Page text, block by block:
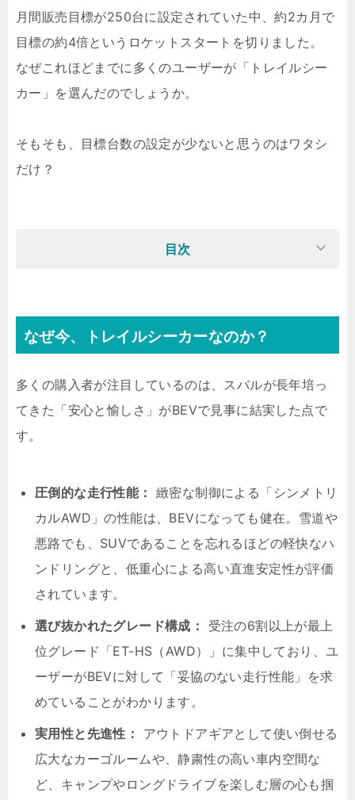
月間販売目標が250台に設定されていた中、約2カ月で
目標の約4倍というロケットスタートを切りました。
なぜこれほどまでに多くのユーザーが「トレイルシー
カー」を選んだのでしょうか。
そもそも、目標台数の設定が少ないと思うのはワタシ
だけ？
目次
なぜ今、トレイルシーカーなのか？
多くの購入者が注目しているのは、スバルが長年培っ
てきた「安心と愉しさ」がBEVで見事に結実した点で
す。
圧倒的な走行性能： 緻密な制御による「シンメトリ
カルAWD」の性能は、BEVになっても健在。雪道や
悪路でも、SUVであることを忘れるほどの軽快なハ
ンドリングと、低重心による高い直進安定性が評価
されています。
選び抜かれたグレード構成：
受注の6割以上が最上
位グレード「ET-HS（AWD）」に集中しており、ユ
ーザーがBEVに対して「妥協のない走行性能」を求
めていることがわかります。
実用性と先進性：
アウトドアギアとして使い倒せる
広大なカーゴルームや、静粛性の高い車内空間な
ど、キャンプやロングドライブを楽しむ層の心も掴